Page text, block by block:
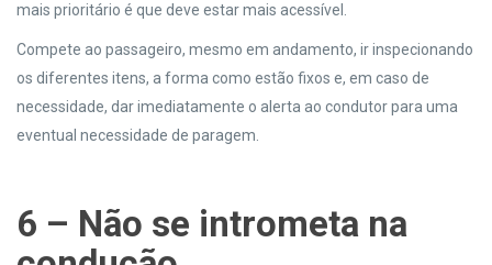
mais prioritário é que deve estar mais acessível.
Compete ao passageiro, mesmo em andamento, ir inspecionando
os diferentes itens, a forma como estão fixos e, em caso de
necessidade, dar imediatamente o alerta ao condutor para uma
eventual necessidade de paragem.
6 – Não se intrometa na